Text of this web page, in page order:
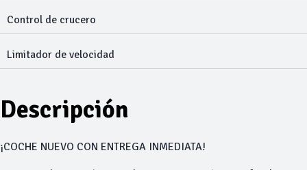
Control de crucero
Limitador de velocidad
Descripción
¡COCHE NUEVO CON ENTREGA INMEDIATA!